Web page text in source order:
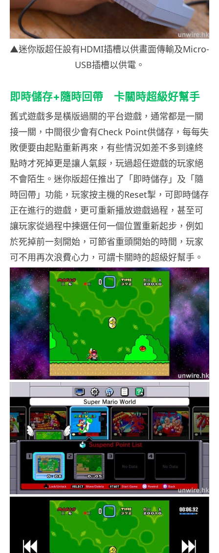
▲迷你版超任設有HDMI插槽以供畫面傳輸及Micro-
USB插槽以供電。
即時儲存+隨時回帶 卡關時超級好幫手
舊式遊戲多是橫版過關的平台遊戲，通常都是一關
接一關，中間很少會有Check Point供儲存，每每失
敗便要由起點重新再來，有些情況如差不多到達終
點時才死掉更是讓人氣餒，玩過超任遊戲的玩家絕
不會陌生。迷你版超任推出了「即時儲存」及「隨
時回帶」功能，玩家按主機的Reset掣，可即時儲存
正在進行的遊戲，更可重新播放遊戲過程，甚至可
讓玩家從過程中揀選任何一個位置重新起步，例如
於死掉前一刻開始，可節省重頭開始的時間，玩家
可不用再次浪費心力，可謂卡關時的超級好幫手。